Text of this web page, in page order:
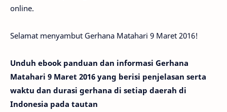
online.
Selamat menyambut Gerhana Matahari 9 Maret 2016!
Unduh ebook panduan dan informasi Gerhana
Matahari 9 Maret 2016 yang berisi penjelasan serta
waktu dan durasi gerhana di setiap daerah di
Indonesia pada tautan